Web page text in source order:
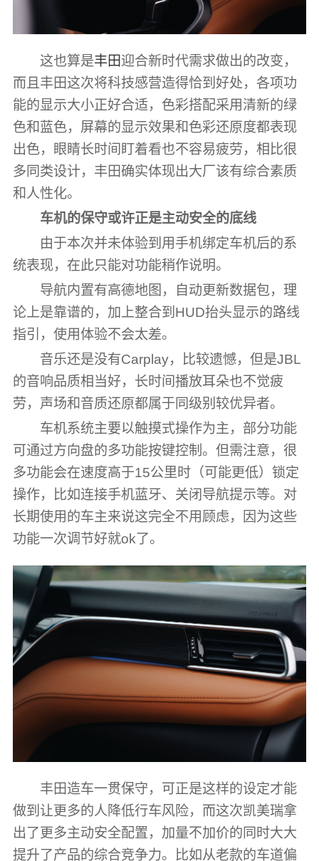
这也算是丰田迎合新时代需求做出的改变，
而且丰田这次将科技感营造得恰到好处，各项功
能的显示大小正好合适，色彩搭配采用清新的绿
色和蓝色，屏幕的显示效果和色彩还原度都表现
出色，眼睛长时间盯着看也不容易疲劳，相比很
多同类设计，丰田确实体现出大厂该有综合素质
和人性化。
车机的保守或许正是主动安全的底线
由于本次并未体验到用手机绑定车机后的系
统表现，在此只能对功能稍作说明。
导航内置有高德地图，自动更新数据包，理
论上是靠谱的，加上整合到HUD抬头显示的路线
指引，使用体验不会太差。
音乐还是没有Carplay，比较遗憾，但是JBL
的音响品质相当好，长时间播放耳朵也不觉疲
劳，声场和音质还原都属于同级别较优异者。
车机系统主要以触摸式操作为主，部分功能
可通过方向盘的多功能按键控制。但需注意，很
多功能会在速度高于15公里时（可能更低）锁定
操作，比如连接手机蓝牙、关闭导航提示等。对
长期使用的车主来说这完全不用顾虑，因为这些
功能一次调节好就ok了。
丰田造车一贯保守，可正是这样的设定才能
做到让更多的人降低行车风险，而这次凯美瑞拿
出了更多主动安全配置，加量不加价的同时大大
提升了产品的综合竞争力。比如从老款的车道偏